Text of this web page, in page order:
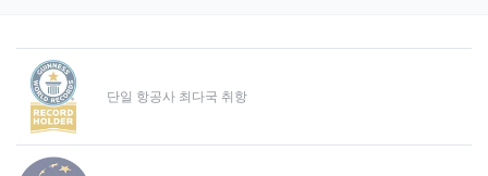
단일 항공사 최다국 취항